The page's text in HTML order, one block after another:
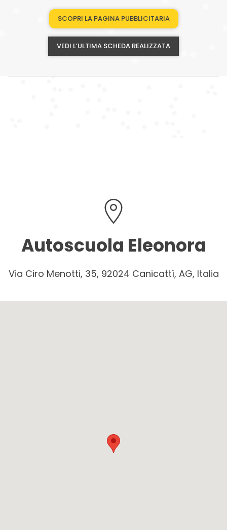
SCOPRI LA PAGINA PUBBLICITARIA
VEDI L’ULTIMA SCHEDA REALIZZATA
Autoscuola Eleonora
Via Ciro Menotti, 35, 92024 Canicattì, AG, Italia